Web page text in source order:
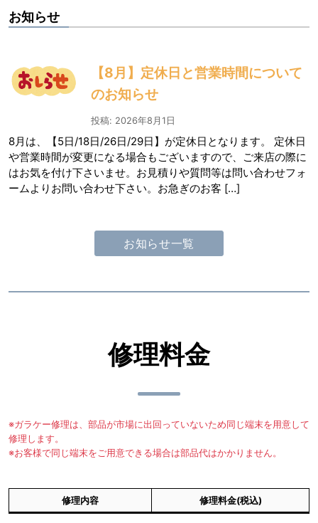
お知らせ
【8月】定休日と営業時間について
のお知らせ
投稿: 2026年8月1日
8月は、【5日/18日/26日/29日】が定休日となります。 定休日
や営業時間が変更になる場合もございますので、ご来店の際に
はお気を付け下さいませ。お見積りや質問等は問い合わせフォ
ームよりお問い合わせ下さい。お急ぎのお客 […]
お知らせ一覧
修理料金
※ガラケー修理は、部品が市場に出回っていないため同じ端末を用意して
修理します。
※お客様で同じ端末をご用意できる場合は部品代はかかりません。
修理内容 修理料金(税込)